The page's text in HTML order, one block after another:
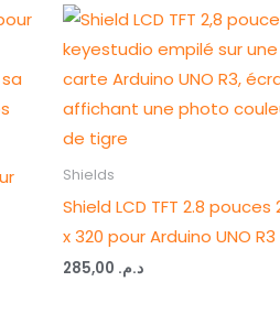
Shields
Shield LCD TFT 2.8 pouces
x 320 pour Arduino UNO R3
د.م.